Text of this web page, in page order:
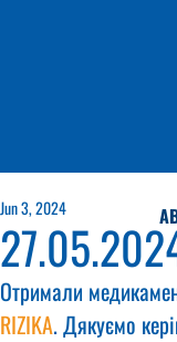
Jun 3, 2024
Отримали
RIZIKA. Дякуємо